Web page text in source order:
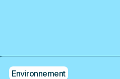
Environnement